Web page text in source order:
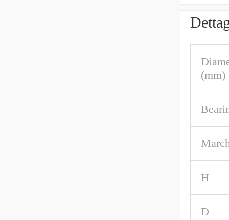
(mm)
H
D